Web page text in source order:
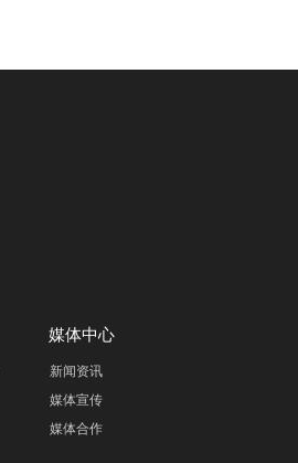
媒体中心
新闻资讯
媒体宣传
媒体合作